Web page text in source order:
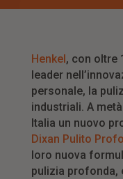
Hen kel , con oltre
leader
personale, la
industriali. A
Italia un nuovo
Dixan Pulito
loro nuova
pulizia profonda,